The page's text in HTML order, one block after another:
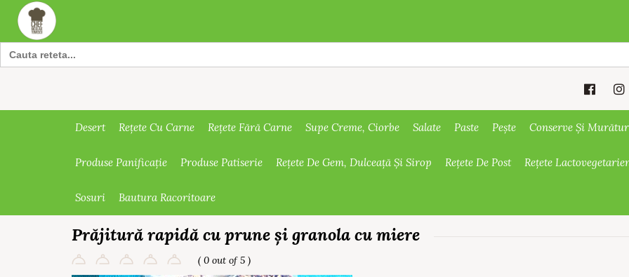
Search
for:
Desert Rețete Cu Carne Rețete Fără Carne Supe Creme, Ciorbe Salate Paste Pește Conserve Și
Produse Panificație Produse Patiserie Rețete De Gem, Dulceață Și Sirop Rețete De Post Rețete
Sosuri Bautura Racoritoare
Prăjitură rapidă cu prune și granola cu miere
( 0 out of 5 )